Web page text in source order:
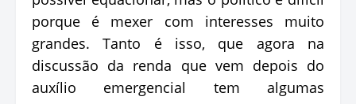
porque é mexer com interesses muito
grandes. Tanto é isso, que agora na
discussão da renda que vem depois do
auxílio emergencial tem algumas